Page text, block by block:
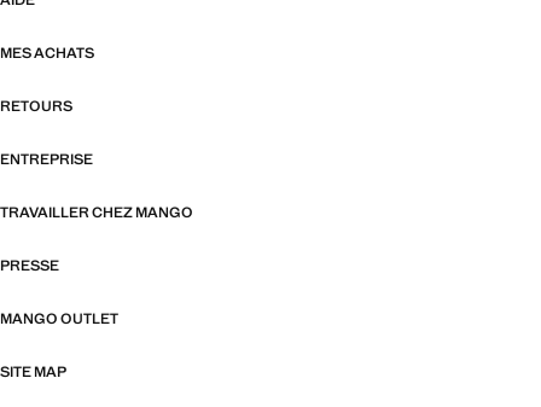
MES ACHATS
RETOURS
ENTREPRISE
TRAVAILLER CHEZ MANGO
PRESSE
MANGO OUTLET
SITE MAP